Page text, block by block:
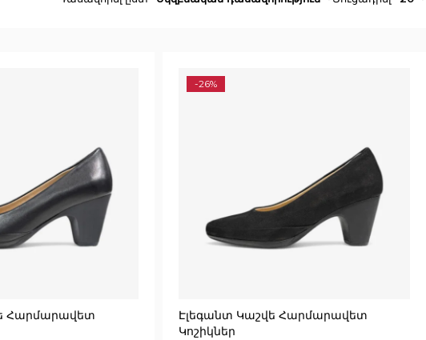
Հարմարավետ
-26%
Էլեգանտ Կաշվե Հարմարավետ
Կոշիկներ